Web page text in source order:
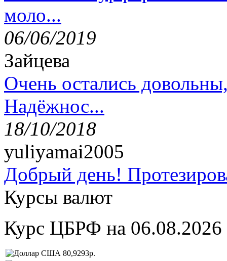
моло...
06/06/2019
Зайцева
Очень остались
Надёжнос...
18/10/2018
yuliyamai2005
Добрый день!
Курсы валют
Курс ЦБРФ на 06.08.2026
80,9293р.